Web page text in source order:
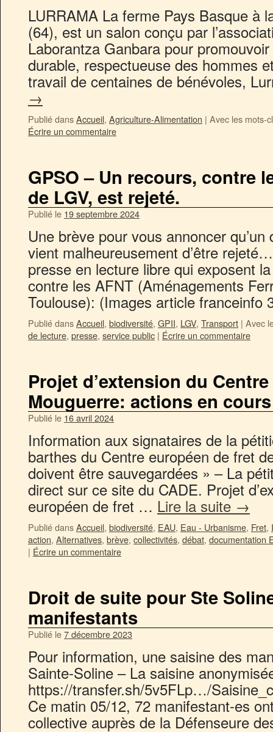
LURRAMA La ferme Pays Basque à
(64), est un salon conçu par
Laborantza Ganbara pour
durable, respectueuse des hommes
travail de centaines de bénévoles,
→
Publié dansAccueil, Agriculture-Alimentation | Avec les mots-
Écrire un commentaire
GPSO – Un recours, contre
de LGV, est rejeté.
Publié le 19 septembre 2024
Une brève pour vous annoncer
vient malheureusement d’être
presse en lecture libre qui exposent
contre les AFNT (Aménagements
Toulouse): (Images article
Publié dansAccueil, biodiversité, GPII, LGV, Transport | Avec
de lecture, presse, service public | Écrire un commentaire
Projet d’extension du
Mouguerre: actions en cours
Publié le 16 avril 2024
Information aux signataires de la
barthes du Centre européen de fret
doivent être sauvegardées » – La
direct sur ce site du CADE. Projet
européen de fret … Lire la suite →
Publié dansAccueil, biodiversité, EAU, Eau - Urbanisme, Fret,
action, Alternatives, brève, collectivités, débat, documentation
| Écrire un commentaire
Droit de suite pour Ste
manifestants
Publié le7 décembre 2023
Pour information, une saisine des
Sainte-Soline – La saisine
https://transfer.sh/5v5FLp…/
Ce matin 05/12, 72 manifestant-es
collective auprès de la Défenseure